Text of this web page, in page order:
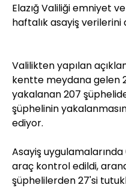
Elazığ Valiliği emniyet
haftalık asayiş verilerini
Valilikten yapılan
kentte meydana gelen
yakalanan 207
şüphelinin
ediyor.
Asayiş
araç kontrol edildi,
şüphelilerden 27'si